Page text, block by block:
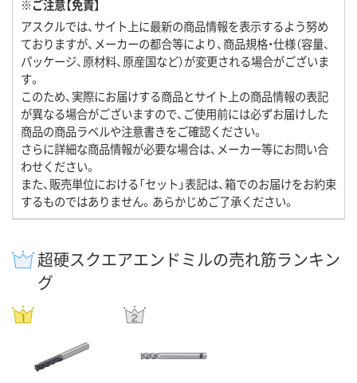
※ご注意【免責】
アスクルでは、サイト上に最新の商品情報を表示するよう努め
ておりますが、メーカーの都合等により、商品規格・仕様（容量、
パッケージ、原材料、原産国など）が変更される場合がございま
す。
このため、実際にお届けする商品とサイト上の商品情報の表記
が異なる場合がございますので、ご使用前には必ずお届けした
商品の商品ラベルや注意書きをご確認ください。
さらに詳細な商品情報が必要な場合は、メーカー等にお問い合
わせください。
また、販売単位における「セット」表記は、箱でのお届けをお約束
するものではありません。あらかじめご了承ください。
超硬スクエアエンドミルの売れ筋ランキン
グ